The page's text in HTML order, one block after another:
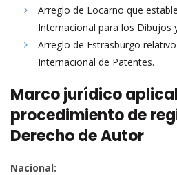
Arreglo de Locarno que
Internacional para los Dibujos
Arreglo de Estrasburgo
Internacional de Patentes.
Marco jurídico
procedimiento de
Derecho de Autor
Nacional: